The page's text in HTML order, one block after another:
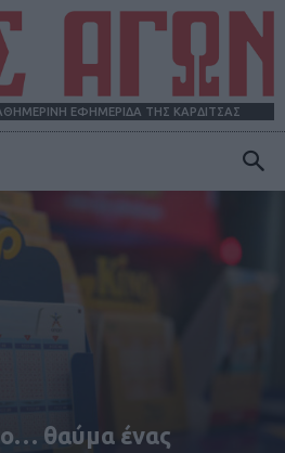
ΕΦΗΜΕΡΙΔΑ ΤΗΣ ΚΑΡΔΙΤΣΑΣ
ΑΓΩΝ
θαύμα ένας